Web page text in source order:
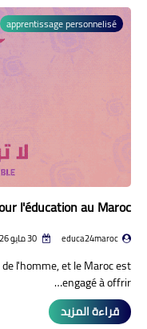
apprentissage personnelisé
l'éducation au Maroc
educa24maroc
l'homme, et le Maroc est
engagé à offrir…
قراءة المزيد